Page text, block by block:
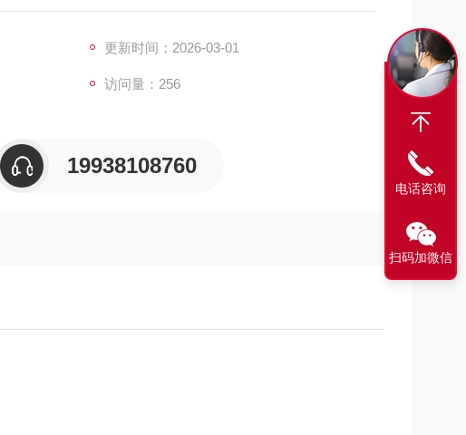
更新时间：2026-03-01
访问量：256
19938108760
电话咨询
扫码加微信